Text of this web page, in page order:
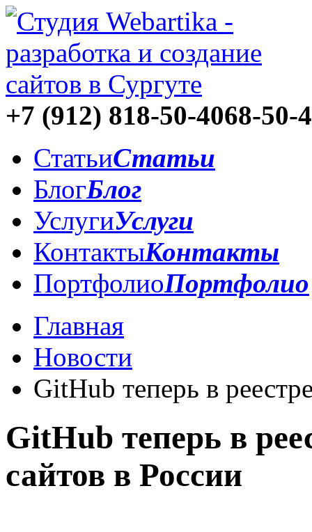
+7 (912) 818-50-4068-50-
СтатьиСтатьи
БлогБлог
УслугиУслуги
КонтактыКонтакты
ПортфолиоПортфолио
Главная
Новости
GitHub теперь в
GitHub теперь в
сайтов в России